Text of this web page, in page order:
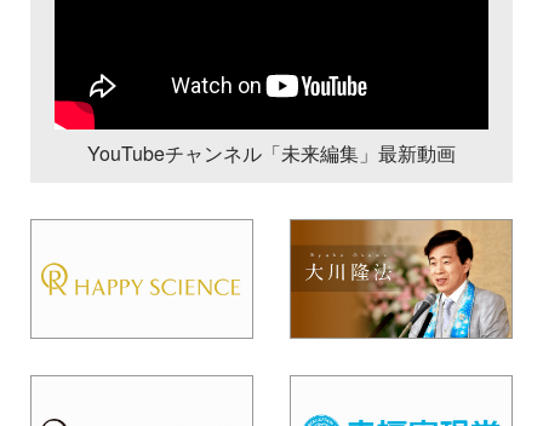
YouTubeチャンネル「未来編集」最新動画